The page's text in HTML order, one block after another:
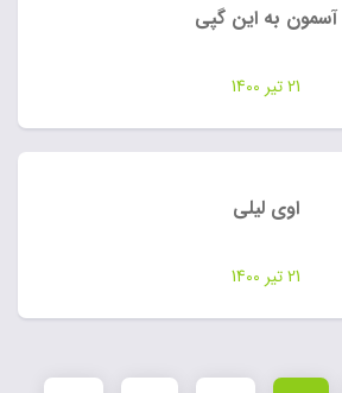
آسمون به این گپی
21 تیر 1400
اوی لیلی
21 تیر 1400